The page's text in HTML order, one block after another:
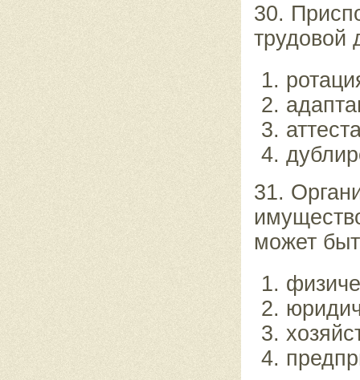
30.
трудовой
31.
может